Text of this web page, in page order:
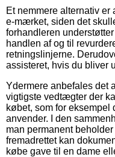
Et nemmere alternativ
e-mærket, siden det
forhandleren
handlen af og til
retningslinjerne.
assisteret, hvis du bliver
Ydermere anbefales det
vigtigste vedtægter der
købet, som for eksempel
anvender. I den
man permanent
fremadrettet kan
købe gave til en dame